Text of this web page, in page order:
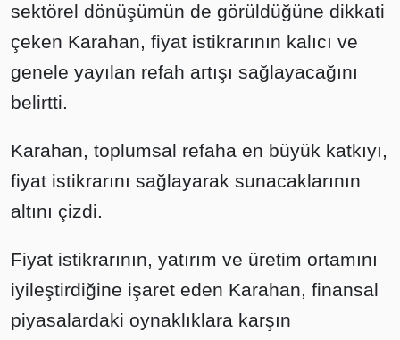
sektörel dönüşümün de görüldüğüne dikkati
çeken Karahan, fiyat istikrarının kalıcı ve
genele yayılan refah artışı sağlayacağını
belirtti.
Karahan, toplumsal refaha en büyük katkıyı,
fiyat istikrarını sağlayarak sunacaklarının
altını çizdi.
Fiyat istikrarının, yatırım ve üretim ortamını
iyileştirdiğine işaret eden Karahan, finansal
piyasalardaki oynaklıklara karşın